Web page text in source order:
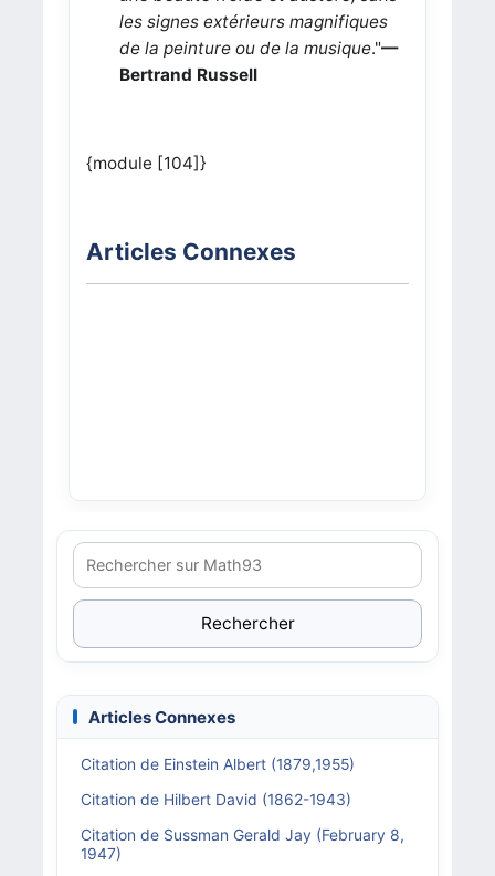
les signes extérieurs magnifiques
de la peinture ou de la musique."—
Bertrand Russell
{module [104]}
Articles Connexes
Rechercher
Articles Connexes
Citation de Einstein Albert (1879,1955)
Citation de Hilbert David (1862-1943)
Citation de Sussman Gerald Jay (February 8,
1947)